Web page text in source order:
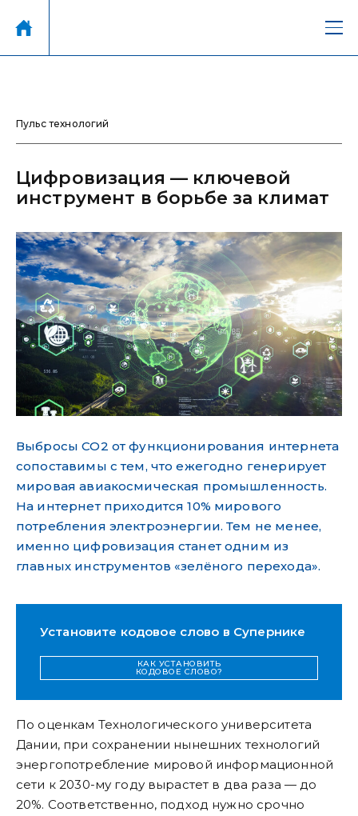
Пульс технологий
Цифровизация — ключевой
инструмент в борьбе за климат
Выбросы СО2 от функционирования интернета
сопоставимы с тем, что ежегодно генерирует
мировая авиакосмическая промышленность.
На интернет приходится 10% мирового
потребления электроэнергии. Тем не менее,
именно цифровизация станет одним из
главных инструментов «зелёного перехода».
Установите кодовое слово в Супернике
КАК УСТАНОВИТЬ
КОДОВОЕ СЛОВО?
По оценкам Технологического университета
Дании, при сохранении нынешних технологий
энергопотребление мировой информационной
сети к 2030-му году вырастет в два раза — до
20%. Соответственно, подход нужно срочно